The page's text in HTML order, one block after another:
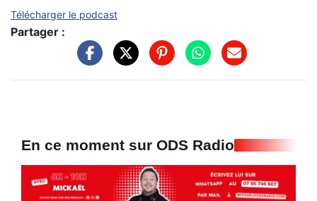
Télécharger le podcast
Partager :
En ce moment sur ODS Radio